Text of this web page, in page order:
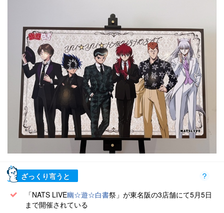
ざっくり言うと
「NATS LIVE幽☆遊☆白書祭」が東名阪の3店舗にて5月5日
まで開催されている